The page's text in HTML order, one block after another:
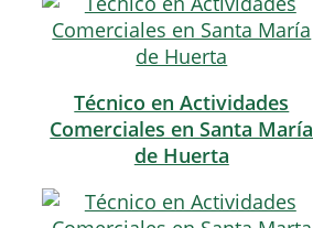
Técnico en Actividades
Comerciales en Santa María
de Huerta